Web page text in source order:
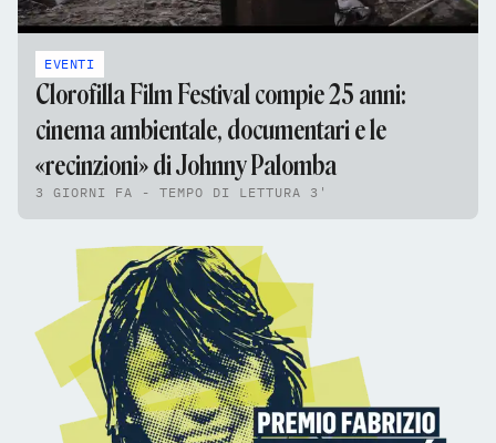
EVENTI
Clorofilla Film Festival compie 25 anni:
cinema ambientale, documentari e le
«recinzioni» di Johnny Palomba
3 GIORNI FA - TEMPO DI LETTURA 3'